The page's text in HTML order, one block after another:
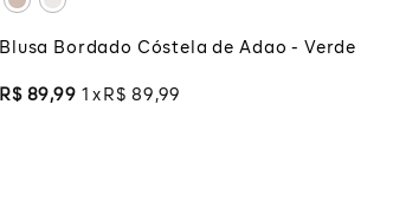
Blusa Bordado Cóstela de Adao - Verde
R$ 89,99 1 R$ 89 ,99